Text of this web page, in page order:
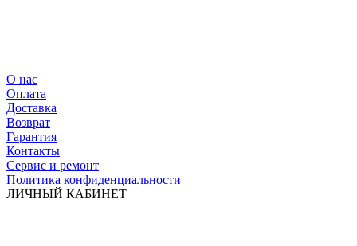
О нас
Оплата
Доставка
Возврат
Гарантия
Контакты
Сервис и ремонт
Политика конфиденциальности
ЛИЧНЫЙ КАБИНЕТ